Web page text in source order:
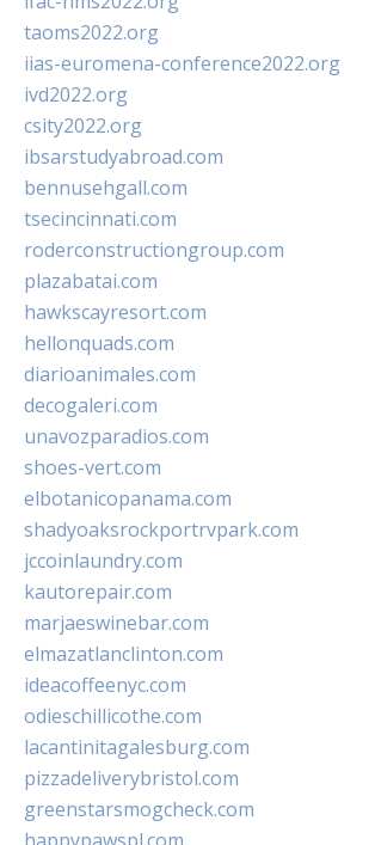
taoms2022.org
iias-euromena-conference2022.org
ivd2022.org
csity2022.org
ibsarstudyabroad.com
bennusehgall.com
tsecincinnati.com
roderconstructiongroup.com
plazabatai.com
hawkscayresort.com
hellonquads.com
diarioanimales.com
decogaleri.com
unavozparadios.com
shoes-vert.com
elbotanicopanama.com
shadyoaksrockportrvpark.com
jccoinlaundry.com
kautorepair.com
marjaeswinebar.com
elmazatlanclinton.com
ideacoffeenyc.com
odieschillicothe.com
lacantinitagalesburg.com
pizzadeliverybristol.com
greenstarsmogcheck.com